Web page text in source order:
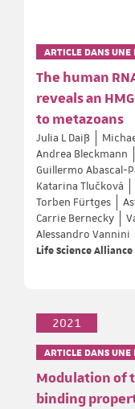
ARTICLE DANS UNE
The human
reveals an
to metazoans
Julia L Daiß
Andrea Bleckmann
Guillermo Abascal-
Katarina Tlučková
Torben Fürtges
Carrie Bernecky
Alessandro Vannini
Life Science
2021
ARTICLE DANS UNE
Modulation of
binding